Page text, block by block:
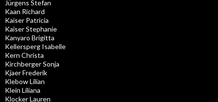
Jürgens Stefan
Kaan Richard
Kaiser Patricia
Kaiser Stephanie
Kanyaro Brigitta
Kellersperg Isabelle
Kern Christa
Kirchberger Sonja
Kjaer Frederik
Klebow Lilian
Klein Liliana
Klocker Lauren